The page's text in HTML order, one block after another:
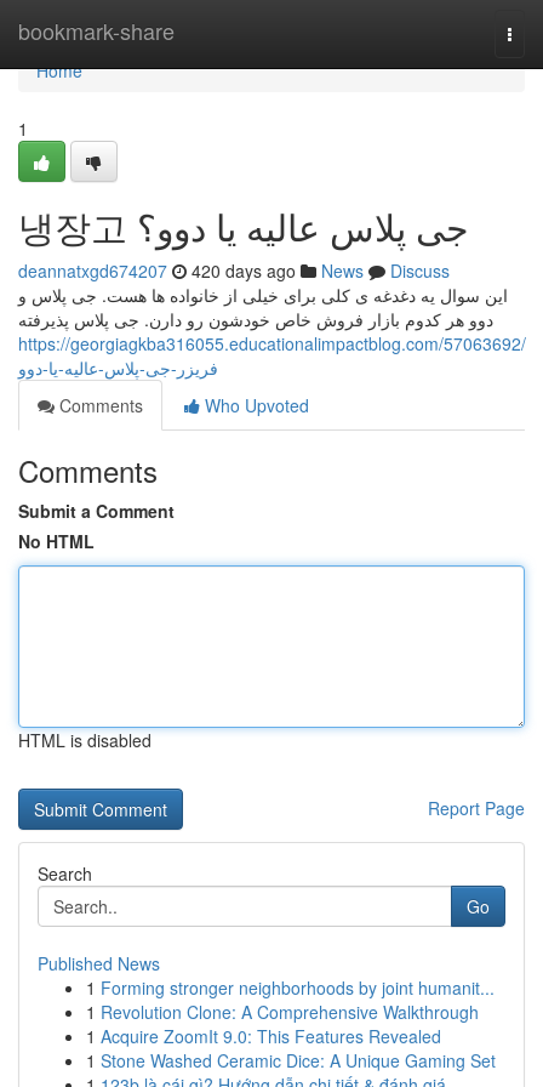
bookmark-share
Home
Home
1
냉장고 جی پلاس عالیه یا دوو؟
deannatxgd674207 420 days ago News
Discuss
این سوال یه دغدغه ی کلی برای خیلی از خانواده ها هست. جی پلاس و
دوو هر کدوم بازار فروش خاص خودشون رو دارن. جی پلاس پذیرفته
https://georgiagkba316055.educationalimpactblog.com/57063692/
فریزر-جی-پلاس-عالیه-یا-دوو
Comments
Who Upvoted
Comments
Submit a Comment
No HTML
HTML is disabled
Report Page
Search
Go
Published News
1 Forming stronger neighborhoods by joint humanit...
1 Revolution Clone: A Comprehensive Walkthrough
1 Acquire ZoomIt 9.0: This Features Revealed
1 Stone Washed Ceramic Dice: A Unique Gaming Set